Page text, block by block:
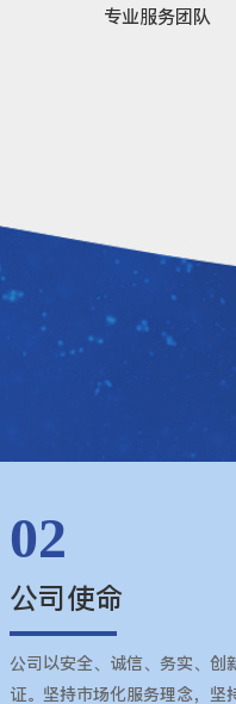
专业服务团队
02
公司使命
公司以安全、诚信、务实、创
证。坚持市场化服务理念，坚